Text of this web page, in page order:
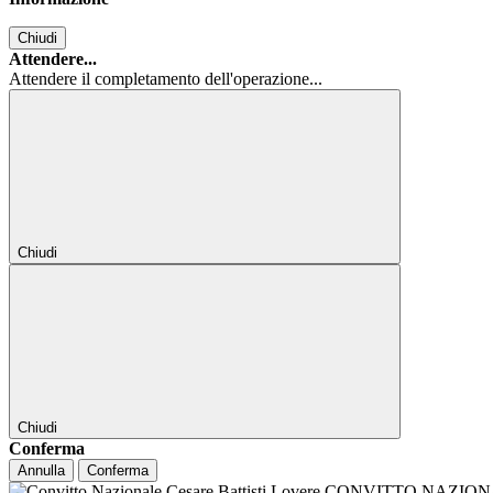
Chiudi
Attendere...
Attendere il completamento dell'operazione...
Chiudi
Chiudi
Conferma
Annulla Conferma